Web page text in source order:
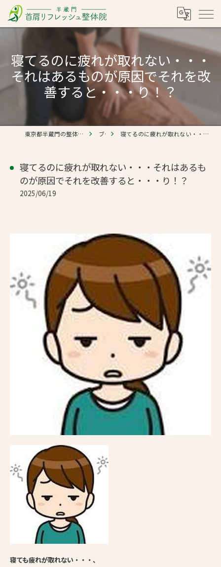
寝てるのに疲れが取れない・・・
それはあるものが原因でそれを改
善すると・・・り！？
東京都半蔵門の整体なら半蔵門 首肩リフレッシュ整体院 ブログ 寝てるのに疲れが取れない・・・それはあるものが原因でそれを改善すると・・・り！？
寝てるのに疲れが取れない・・・それはあるも
のが原因でそれを改善すると・・・り！？
2025/06/19
寝ても疲れが取れない・・・、